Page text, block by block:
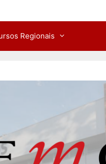
Regionais